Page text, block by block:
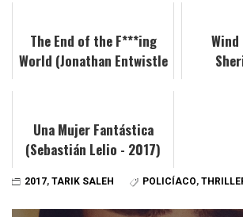
The End of the F***ing
World (Jonathan Entwistle
Una Mujer Fantástica
(Sebastián Lelio - 2017)
2017, TARIK SALEH POLICÍACO,